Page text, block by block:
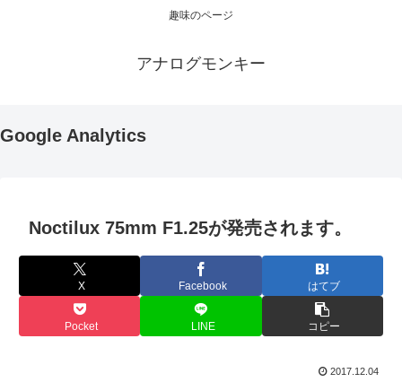
趣味のページ
アナログモンキー
Google Analytics
Noctilux 75mm F1.25が発売されます。
X Facebook はてブ
Pocket LINE コピー
2017.12.04